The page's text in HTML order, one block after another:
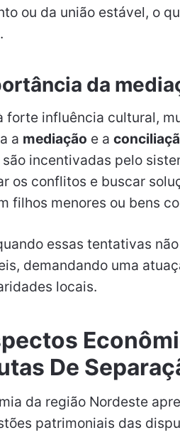
ou da união estável, o
da
forte influência cultural,
a mediação e a
incentivadas pelo
os conflitos e buscar
filhos menores ou bens
essas tentativas
demandando uma
locais.
De
da região Nordeste
patrimoniais das